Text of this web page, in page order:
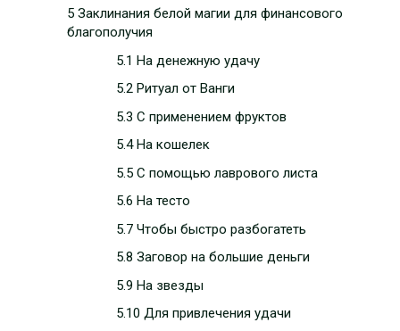
5 Заклинания белой магии для финансового
благополучия
5.1 На денежную удачу
5.2 Ритуал от Ванги
5.3 С применением фруктов
5.4 На кошелек
5.5 С помощью лаврового листа
5.6 На тесто
5.7 Чтобы быстро разбогатеть
5.8 Заговор на большие деньги
5.9 На звезды
5.10 Для привлечения удачи